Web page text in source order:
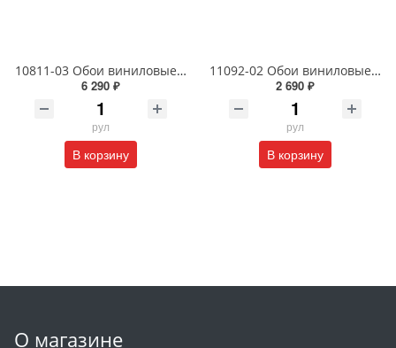
10811-03 Обои виниловые на флизелиновой основе 1.06 X 10м
6 290 ₽
рул
В корзину
11092-02 Обои виниловые на флизелиновой основе 1.06 X 10 м
2 690 ₽
рул
В корзину
О магазине